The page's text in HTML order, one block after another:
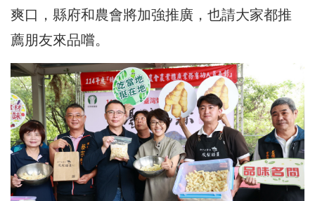
爽口，縣府和農會將加強推廣，也請大家都推
薦朋友來品嚐。